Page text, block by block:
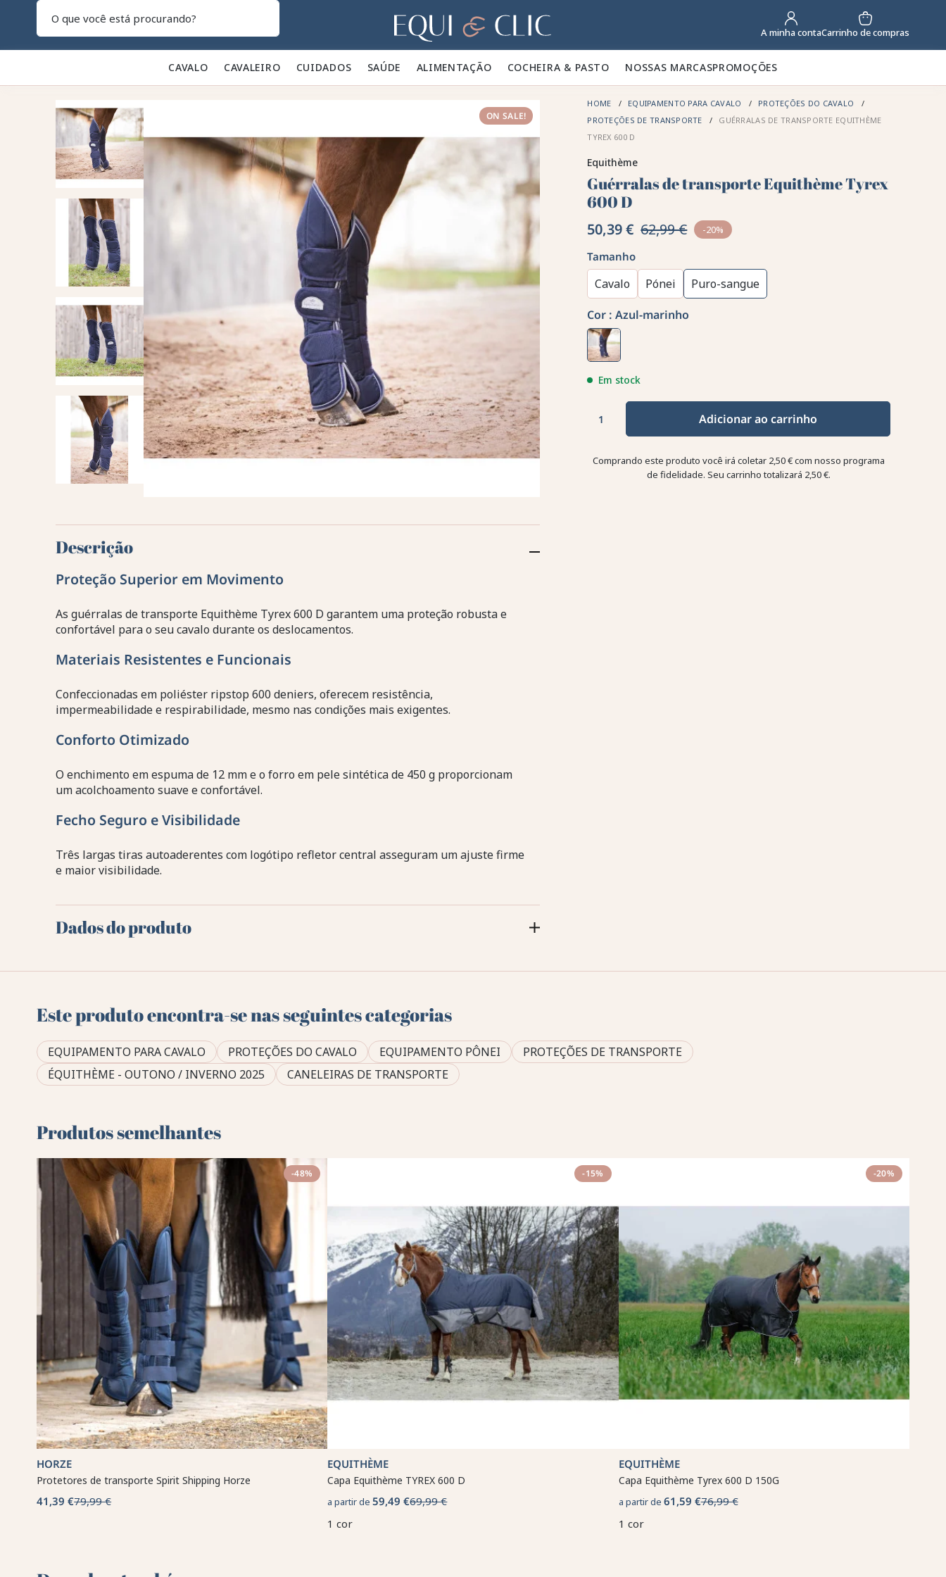
Lar A minha contaCarrinho de compras
CAVALO 🐎 CAVALEIRO 👕 CUIDADOS 🪮 SAÚDE ✨ ALIMENTAÇÃO 🥕 COCHEIRA & PASTO 🍃 NOSSAS MARCASPROMOÇÕES
ON SALE!
HOME EQUIPAMENTO PARA CAVALO
PROTEÇÕES DO CAVALO
PROTEÇÕES DE TRANSPORTE
GUÉRRALAS DE TRANSPORTE EQUITHÈME
TYREX 600 D
Equithème
Guérralas de transporte Equithème Tyrex
600 D
50,39 € 62,99 € -20%
Tamanho
Cavalo Pónei
Puro-sangue
Cor : Azul-marinho
Em stock
Adicionar ao carrinho
Comprando este produto você irá coletar 2,50 €com nosso programa
de fidelidade. Seu carrinho totalizará 2,50 €.
Descrição
Proteção Superior em Movimento
As guérralas de transporte Equithème Tyrex 600 D garantem uma proteção robusta e
confortável para o seu cavalo durante os deslocamentos.
Materiais Resistentes e Funcionais
Confeccionadas em poliéster ripstop 600 deniers, oferecem resistência,
impermeabilidade e respirabilidade, mesmo nas condições mais exigentes.
Conforto Otimizado
O enchimento em espuma de 12 mm e o forro em pele sintética de 450 g proporcionam
um acolchoamento suave e confortável.
Fecho Seguro e Visibilidade
Três largas tiras autoaderentes com logótipo refletor central asseguram um ajuste firme
e maior visibilidade.
Dados do produto
Este produto encontra-se nas seguintes categorias
EQUIPAMENTO PARA CAVALO PROTEÇÕES DO CAVALO EQUIPAMENTO PÔNEI
PROTEÇÕES DE TRANSPORTE
ÉQUITHÈME - OUTONO / INVERNO 2025
CANELEIRAS DE TRANSPORTE
Produtos semelhantes
-48%
HORZE
Protetores de transporte Spirit Shipping Horze
41,39 €79,99 €
-15%
EQUITHÈME
Capa Equithème TYREX 600 D
a partir de59,49 €69,99 €
1 cor
-20%
EQUITHÈME
Capa Equithème Tyrex 600 D 150G
a partir de 61,59 €76,99 €
1 cor